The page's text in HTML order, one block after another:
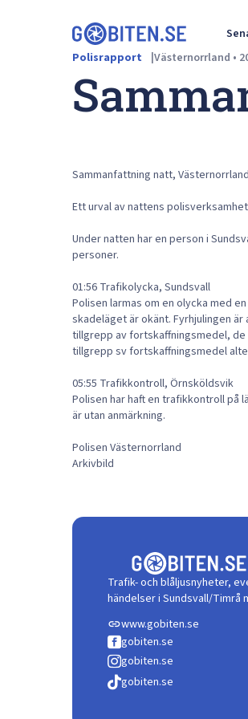
Polisrapport
Västernorrland •
Sammanfattning natt,
Ett urval av nattens
Under natten har en person i
personer.
01:56 Trafikolycka, Sundsvall
Polisen larmas om en olycka med
skadeläget är okänt. Fyrhjulingen
tillgrepp av fortskaffningsmedel,
tillgrepp sv fortskaffningsmedel
05:55 Trafikkontroll, Örnsköldsvik
Polisen har haft en trafikkontroll på
är utan anmärkning.
Polisen Västernorrland
Arkivbild
Trafik- och blåljusnyheter,
händelser i Sundsvall/Timrå
linkwww.gobiten.se
gobiten.se
gobiten.se
gobiten.se